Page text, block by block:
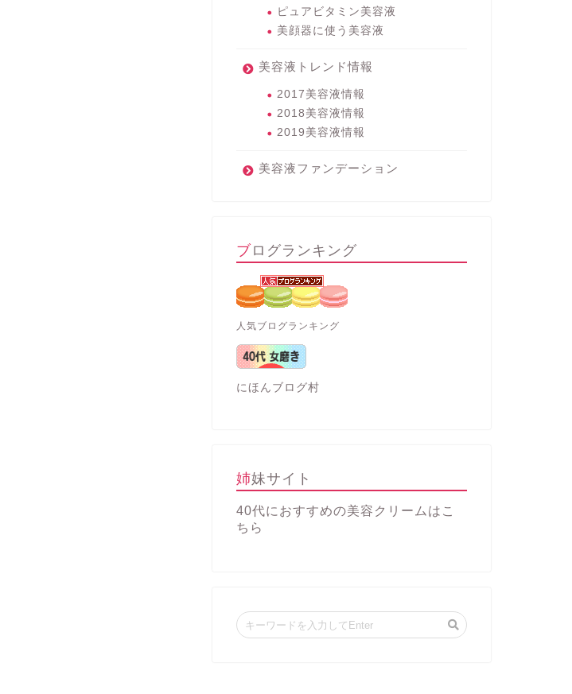
ピュアビタミン美容液
美顔器に使う美容液
美容液トレンド情報
2017美容液情報
2018美容液情報
2019美容液情報
美容液ファンデーション
ブログランキング
人気ブログランキング
にほんブログ村
姉妹サイト
40代におすすめの美容クリームはこ
ちら